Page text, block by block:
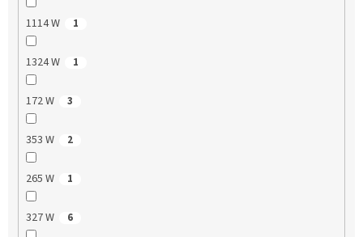
1114 W 1
1324 W 1
172 W 3
353 W 2
265 W 1
327 W 6